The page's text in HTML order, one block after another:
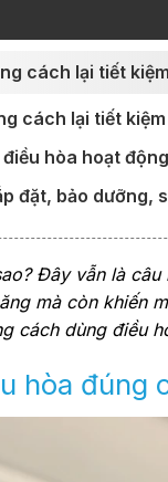
cách lại tiết
cách lại tiết
hòa hoạt
đặt, bảo dưỡng,
Đây vẫn là
mà còn khiến
cách dùng điều
hòa đúng